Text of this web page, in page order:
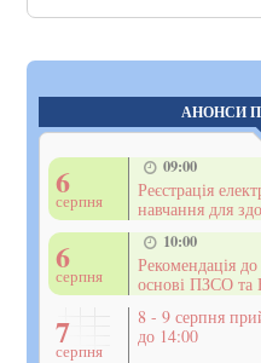
АНОНСИ
6
серпня
09:00
Реєстрація
навчання для
6
серпня
10:00
Рекомендація
основі ПЗСО та
7
серпня
8 - 9 серпня
до 14:00